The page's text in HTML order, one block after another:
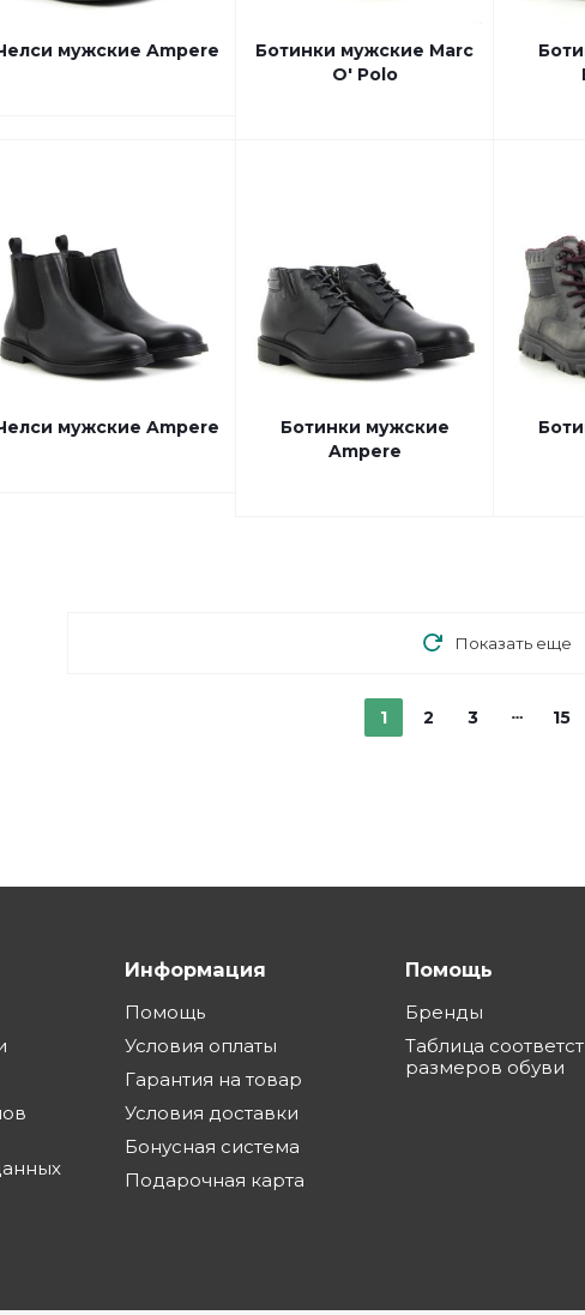
мужские Ampere
Ботинки мужские Marc
O' Polo
мужские Ampere
Ботинки мужские
Ampere
Показать еще
1 2 3 15
Информация
Помощь
Условия оплаты
Гарантия на товар
Условия доставки
Бонусная система
Подарочная карта
Помощь
Бренды
Таблица
размеров обуви